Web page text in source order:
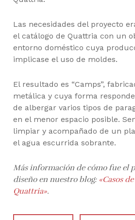
Las necesidades del proyecto
el catálogo de Quattria con un
entorno doméstico cuya
implicase el uso de moldes.
El resultado es “Camps”,
metálica y cuya forma
de albergar varios tipos de
en el menor espacio posible.
limpiar y acompañado de un
el agua escurrida sobrante.
Más información de cómo fue el
diseño en nuestro blog: «Casos
Quattria».